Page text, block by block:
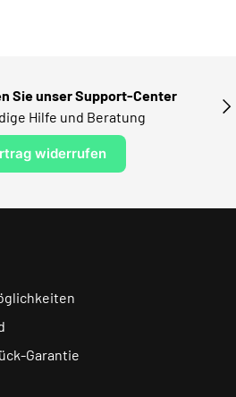
Sie unser Support-Center
Hilfe und Beratung
widerrufen
Garantie